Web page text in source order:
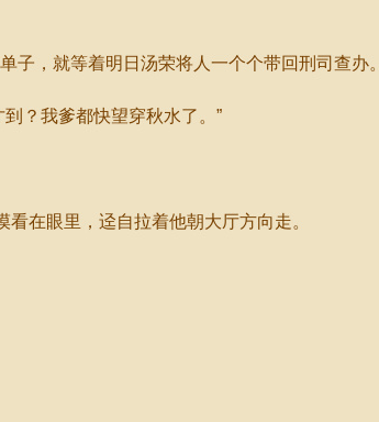
，就等着明日汤荣将人一个个带回刑司查办。
？我爹都快望穿秋水了。”
在眼里，迳自拉着他朝大厅方向走。